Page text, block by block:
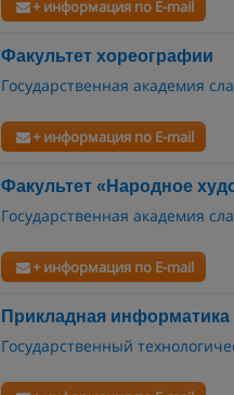
+ информация по E-mail
Факультет хореографии
Государственная академия
+ информация по E-mail
Факультет «Народное
Государственная академия
+ информация по E-mail
Прикладная информатика
Государственный